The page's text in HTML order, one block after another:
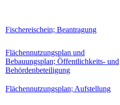
Fischereischein; Beantragung
Flächennutzungsplan und
Bebauungsplan; Öffentlichkeits- und
Behördenbeteiligung
Flächennutzungsplan; Aufstellung